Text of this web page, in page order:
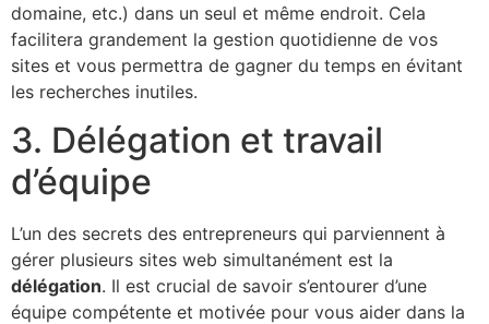
domaine, etc.) dans un seul et même endroit. Cela
facilitera grandement la gestion quotidienne de vos
sites et vous permettra de gagner du temps en évitant
les recherches inutiles.
3. Délégation et travail
d’équipe
L’un des secrets des entrepreneurs qui parviennent à
gérer plusieurs sites web simultanément est la
délégation. Il est crucial de savoir s’entourer d’une
équipe compétente et motivée pour vous aider dans la